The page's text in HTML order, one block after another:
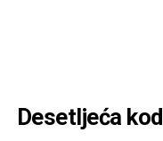
Desetljeća